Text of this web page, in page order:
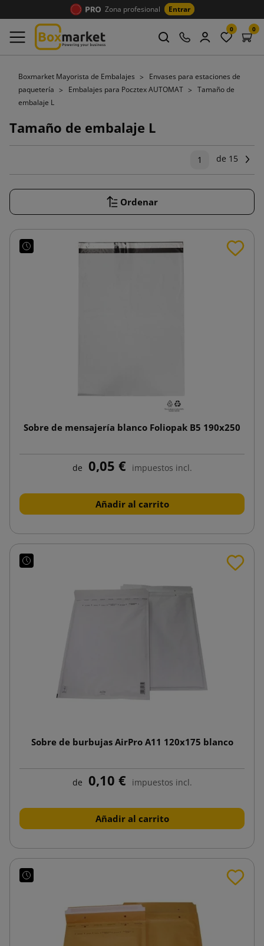
Zona profesional Entrar
0 0
Boxmarket Mayorista de Embalajes
Envases para estaciones de
paquetería
Embalajes para Pocztex AUTOMAT
Tamaño de
embalaje L
Tamaño de embalaje L
1 de 15
Ordenar
Sobre de mensajería blanco Foliopak B5 190x250
de 0,05 € impuestos incl.
Añadir al carrito
Sobre de burbujas AirPro A11 120x175 blanco
de 0,10 € impuestos incl.
Añadir al carrito